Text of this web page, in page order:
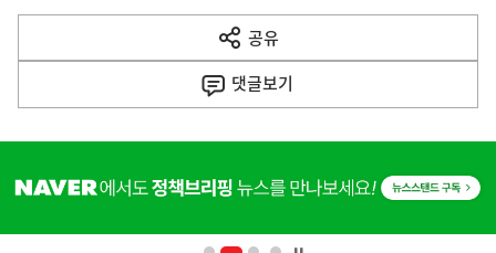
다
음
공유
열
기
댓글보기
단